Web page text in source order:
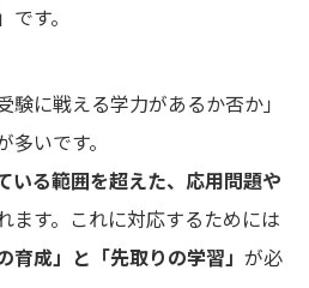
す。
に戦える学力があるか否か」
いです。
いる範囲を超えた、応用問題や
ます。これに対応するためには
育成」と「先取りの学習」 が必